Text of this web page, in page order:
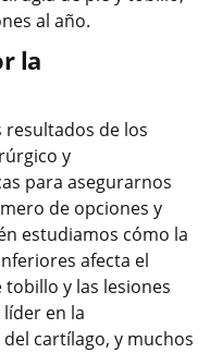
al año.
la
resultados de los
y
para asegurarnos
de opciones y
estudiamos cómo la
afecta el
y las lesiones
en la
cartílago, y muchos